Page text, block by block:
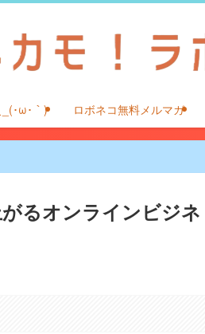
_(･ω･｀) ロボネコ無料メルマガ
るオンラインビジネ